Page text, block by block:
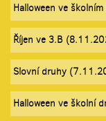
Halloween ve
Říjen ve 3.B
Slovní druhy
Halloween ve školní